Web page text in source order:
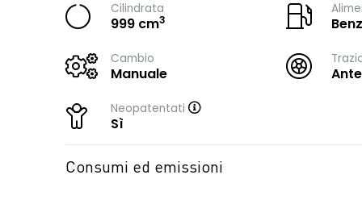
Cilindrata
999 cm3
Cambio
Manuale
Neopatentati
Sì
Consumi ed emissioni